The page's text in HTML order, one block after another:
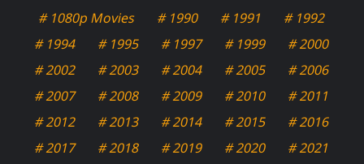
# 1080p Movies # 1990 # 1991
# 1992
# 1994
# 1995 # 1997 # 1999
# 2000
# 2002
# 2003 # 2004 # 2005
# 2006
# 2007
# 2008 # 2009 # 2010
# 2011
# 2012
# 2013 # 2014 # 2015
# 2016
# 2017
# 2018 # 2019 # 2020
# 2021